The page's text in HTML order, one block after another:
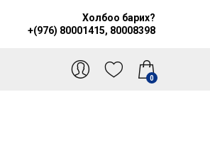
Холбоо барих?
+(976) 80001415, 80008398
0